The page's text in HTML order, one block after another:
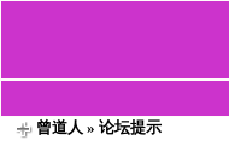
曾道人 » 论坛提示